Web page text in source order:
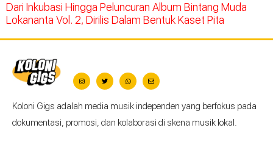
Dari Inkubasi Hingga Peluncuran Album Bintang Muda
Lokananta Vol. 2, Dirilis Dalam Bentuk Kaset Pita
Koloni Gigs adalah media musik independen yang berfokus pada
dokumentasi, promosi, dan kolaborasi di skena musik lokal.